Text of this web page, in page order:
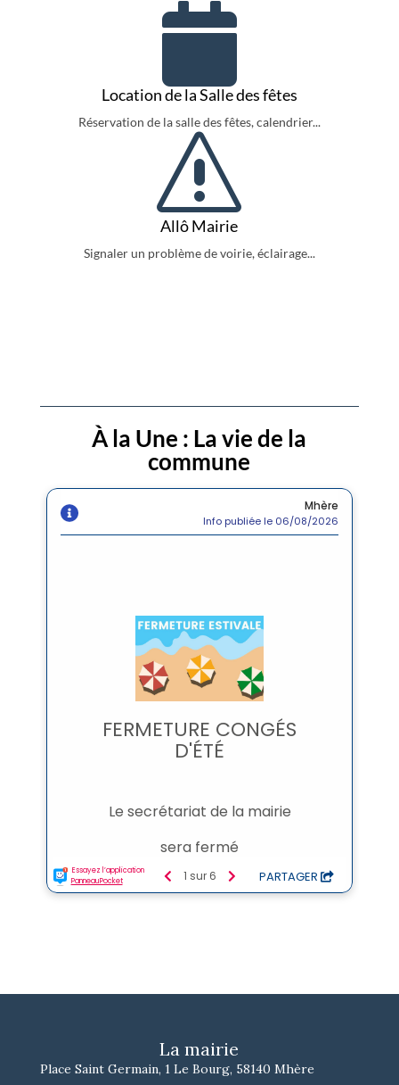

Location de la Salle des fêtes
Réservation de la salle des fêtes, calendrier...
s
Allô Mairie
Signaler un problème de voirie, éclairage...
À la Une : La vie de la
commune
La mairie
Place Saint Germain, 1 Le Bourg, 58140 Mhère